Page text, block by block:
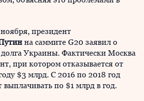
президент
на саммите G20 заявил о
долга Украины. Фактически Москва
при котором отказывается от
$3 млрд. С 2016 по 2018 год
по $1 млрд в год.